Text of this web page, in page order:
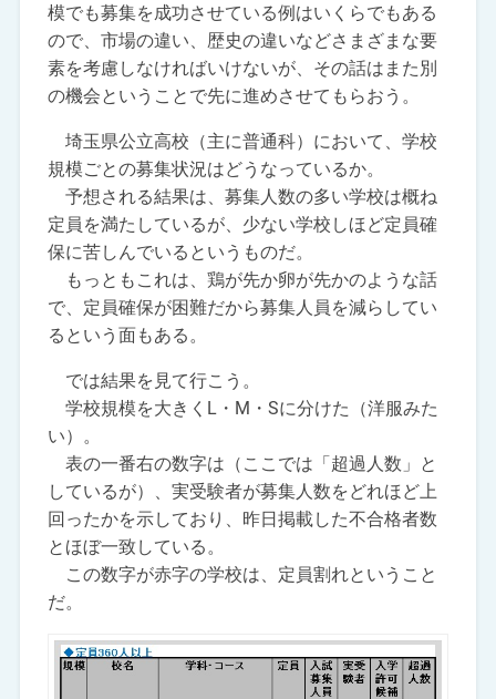
模でも募集を成功させている例はいくらでもある
ので、市場の違い、歴史の違いなどさまざまな要
素を考慮しなければいけないが、その話はまた別
の機会ということで先に進めさせてもらおう。
埼玉県公立高校（主に普通科）において、学校
規模ごとの募集状況はどうなっているか。
予想される結果は、募集人数の多い学校は概ね
定員を満たしているが、少ない学校しほど定員確
保に苦しんでいるというものだ。
もっともこれは、鶏が先か卵が先かのような話
で、定員確保が困難だから募集人員を減らしてい
るという面もある。
では結果を見て行こう。
学校規模を大きくL・M・Sに分けた（洋服みた
い）。
表の一番右の数字は（ここでは「超過人数」と
しているが）、実受験者が募集人数をどれほど上
回ったかを示しており、昨日掲載した不合格者数
とほぼ一致している。
この数字が赤字の学校は、定員割れということ
だ。